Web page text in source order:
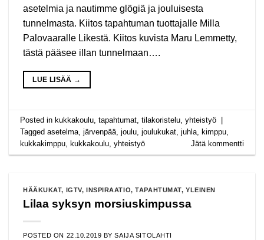
asetelmia ja nautimme glögiä ja jouluisesta
tunnelmasta. Kiitos tapahtuman tuottajalle Milla
Palovaaralle Likestä. Kiitos kuvista Maru Lemmetty,
tästä pääsee illan tunnelmaan….
LUE LISÄÄ →
Posted in kukkakoulu ,tapahtumat ,tilakoristelu ,yhteistyö
Taggedasetelma ,järvenpää ,joulu ,joulukukat ,juhla kimppu
kukkakimppu
kukkakoulu ,yhteistyö Jätä kommentti
HÄÄKUKAT, IGTV, INSPIRAATIO,TAPAHTUMAT,YLEINEN
Lilaa syksyn morsiuskimpussa
POSTED ON 22.10.2019 BYSAIJA SITOLAHTI